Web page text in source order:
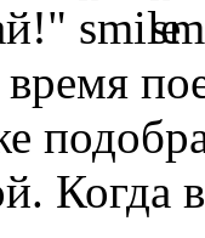
Когда